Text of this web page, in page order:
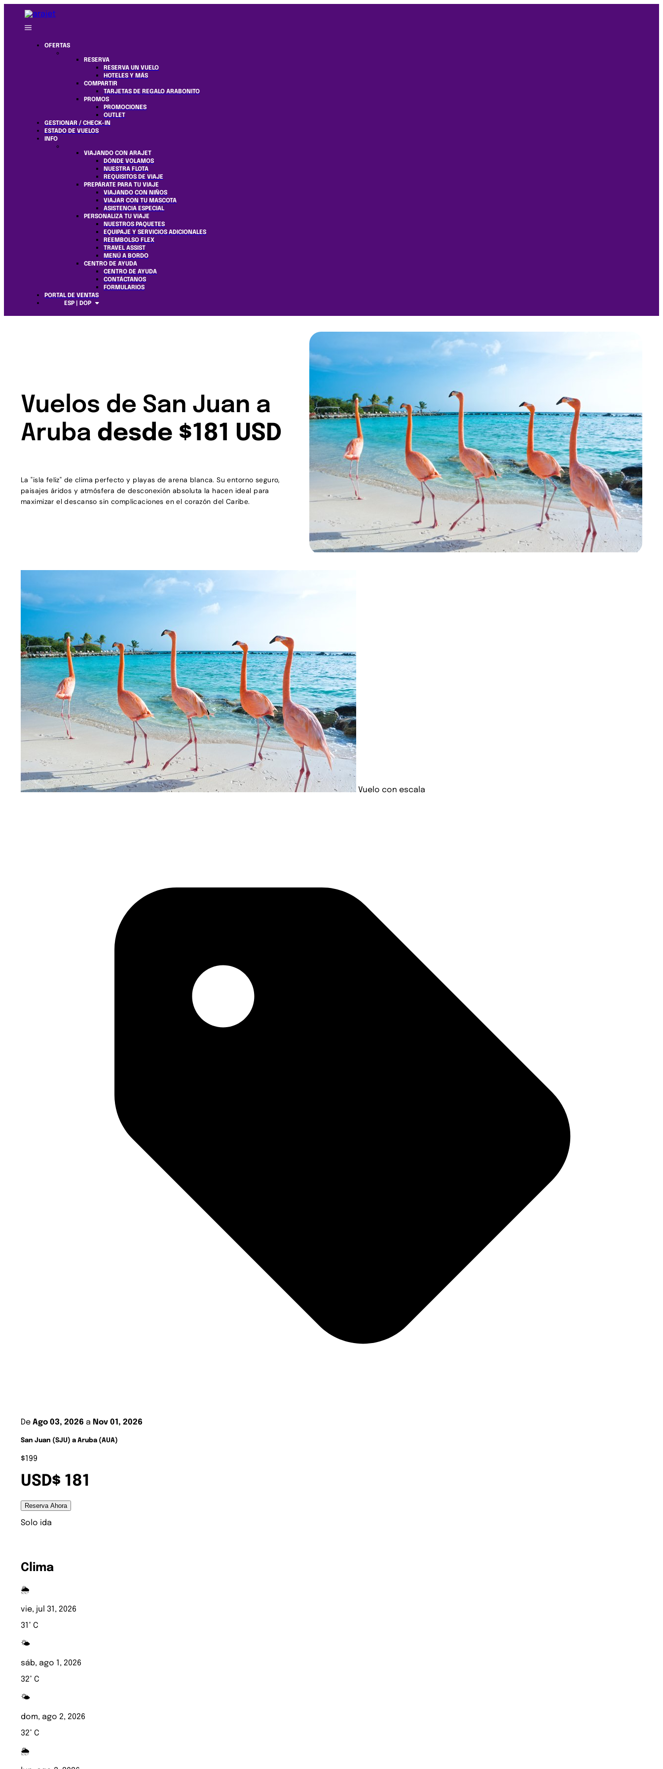
OFERTAS
RESERVA
RESERVA UN VUELO
HOTELES Y MÁS
COMPARTIR
TARJETAS DE REGALO ARABONITO
PROMOS
PROMOCIONES
OUTLET
GESTIONAR / CHECK-IN
ESTADO DE VUELOS
INFO
VIAJANDO CON ARAJET
DÓNDE VOLAMOS
NUESTRA FLOTA
REQUISITOS DE VIAJE
PREPÁRATE PARA TU VIAJE
VIAJANDO CON NIÑOS
VIAJAR CON TU MASCOTA
ASISTENCIA ESPECIAL
PERSONALIZA TU VIAJE
NUESTROS PAQUETES
EQUIPAJE Y SERVICIOS ADICIONALES
REEMBOLSO FLEX
TRAVEL ASSIST
MENÚ A BORDO
CENTRO DE AYUDA
CENTRO DE AYUDA
CONTÁCTANOS
FORMULARIOS
PORTAL DE VENTAS
ESP | DOP
Vuelos de San Juan a
Aruba desde $181 USD
La "isla feliz" de clima perfecto y playas de arena blanca. Su entorno seguro,
paisajes áridos y atmósfera de desconexión absoluta la hacen ideal para
maximizar el descanso sin complicaciones en el corazón del Caribe.
Vuelo con escala
De Ago 03, 2026 a Nov 01, 2026
San Juan (SJU) a Aruba (AUA)
$199
USD$ 181
Reserva Ahora
Solo ida
Clima
🌦️
vie, jul 31, 2026
31° C
🌤️
sáb, ago 1, 2026
32° C
🌤️
dom, ago 2, 2026
32° C
🌦️